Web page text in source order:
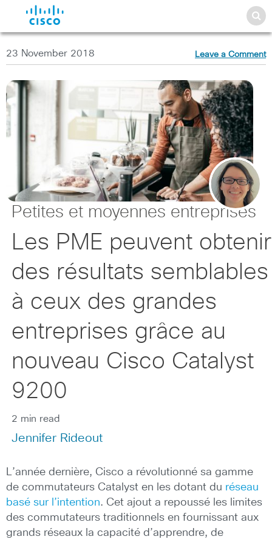
23 November 2018 Leave a Comment
Petites et moyennes entreprises
Les PME peuvent obtenir
des résultats semblables
à ceux des grandes
entreprises grâce au
nouveau Cisco Catalyst
9200
2 min read
Jennifer Rideout
L’année dernière, Cisco a révolutionné sa gamme
de commutateurs Catalyst en les dotant du réseau
basé sur l’intention. Cet ajout a repoussé les limites
des commutateurs traditionnels en fournissant aux
grands réseaux la capacité d’apprendre, de